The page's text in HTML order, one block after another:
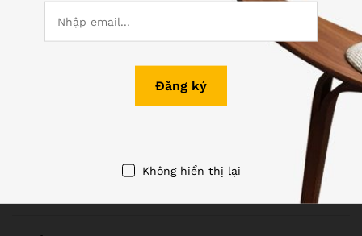
Gọi hỗ trợ 24/7
1073/23 Cách Mạng Tháng 8, P.7, Q.Tân Bình, TP.HCM
Không hiển thị lại